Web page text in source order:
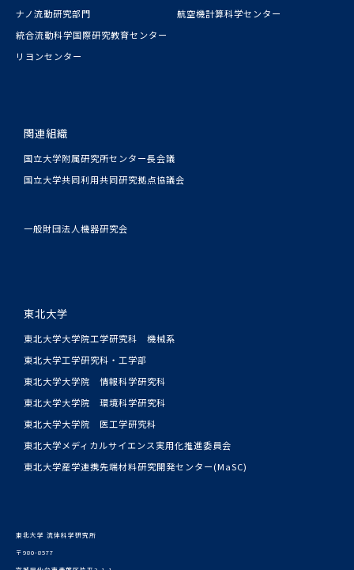
ナノ流動研究部門
統合流動科学国際研究教育センター
リヨンセンター
航空機計算科学センター
関連組織
国立大学附属研究所センター長会議
国立大学共同利用共同研究拠点協議会
一般財団法人機器研究会
東北大学
東北大学大学院工学研究科 機械系
東北大学工学研究科・工学部
東北大学大学院 情報科学研究科
東北大学大学院 環境科学研究科
東北大学大学院 医工学研究科
東北大学メディカルサイエンス実用化推進委員会
東北大学産学連携先端材料研究開発センター(MaSC)
東北大学 流体科学研究所
〒980-8577